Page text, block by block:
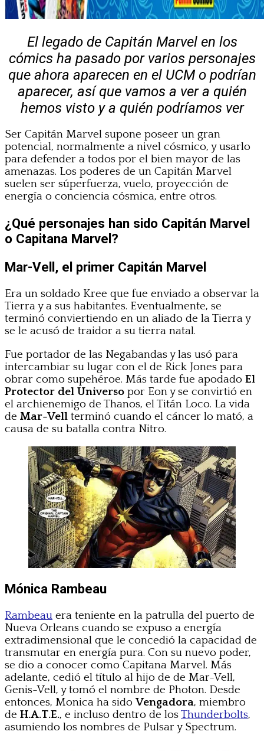
El legado de Capitán Marvel en los
cómics ha pasado por varios personajes
que ahora aparecen en el UCM o podrían
aparecer, así que vamos a ver a quién
hemos visto y a quién podríamos ver
Ser Capitán Marvel supone poseer un gran
potencial, normalmente a nivel cósmico, y usarlo
para defender a todos por el bien mayor de las
amenazas. Los poderes de un Capitán Marvel
suelen ser súperfuerza, vuelo, proyección de
energía o conciencia cósmica, entre otros.
¿Qué personajes han sido Capitán Marvel
o Capitana Marvel?
Mar-Vell, el primer Capitán Marvel
Era un soldado Kree que fue enviado a observar la
Tierra y a sus habitantes. Eventualmente, se
terminó conviertiendo en un aliado de la Tierra y
se le acusó de traidor a su tierra natal.
Fue portador de las Negabandas y las usó para
intercambiar su lugar con el de Rick Jones para
obrar como supehéroe. Más tarde fue apodado El
Protector del Universo por Eon y se convirtió en
el archienemigo de Thanos, el Titán Loco. La vida
de Mar-Vell terminó cuando el cáncer lo mató, a
causa de su batalla contra Nitro.
Mónica Rambeau
Rambeau era teniente en la patrulla del puerto de
Nueva Orleans cuando se expuso a energía
extradimensional que le concedió la capacidad de
transmutar en energía pura. Con su nuevo poder,
se dio a conocer como Capitana Marvel. Más
adelante, cedió el título al hijo de de Mar-Vell,
Genis-Vell, y tomó el nombre de Photon. Desde
entonces, Monica ha sidoVengadora, miembro
de H.A.T.E., e incluso dentro de losThunderbolts,
asumiendo los nombres de Pulsar y Spectrum.